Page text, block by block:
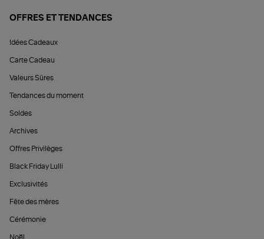
OFFRES ET TENDANCES
Idées Cadeaux
Carte Cadeau
Valeurs Sûres
Tendances du moment
Soldes
Archives
Offres Privilèges
Black Friday Lulli
Exclusivités
Fête des mères
Cérémonie
Noël